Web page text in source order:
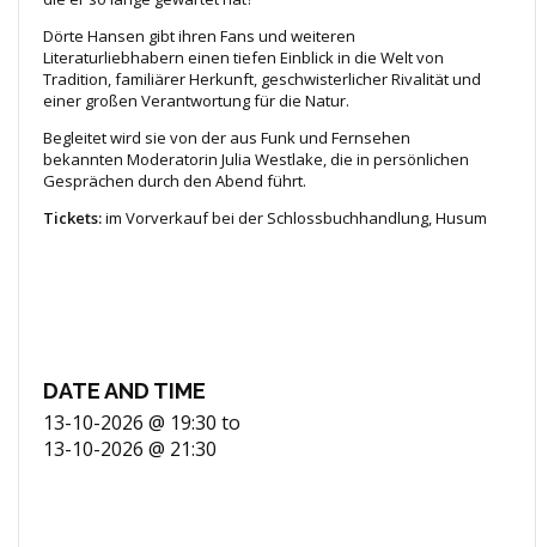
Dörte Hansen gibt ihren Fans und weiteren
Literaturliebhabern einen tiefen Einblick in die Welt von
Tradition, familiärer Herkunft, geschwisterlicher Rivalität und
einer großen Verantwortung für die Natur.
Begleitet wird sie von der aus Funk und Fernsehen
bekannten Moderatorin Julia Westlake, die in persönlichen
Gesprächen durch den Abend führt.
Tickets:im Vorverkauf bei der Schlossbuchhandlung, Husum
DATE AND TIME
13-10-2026 @ 19:30 to
13-10-2026 @ 21:30